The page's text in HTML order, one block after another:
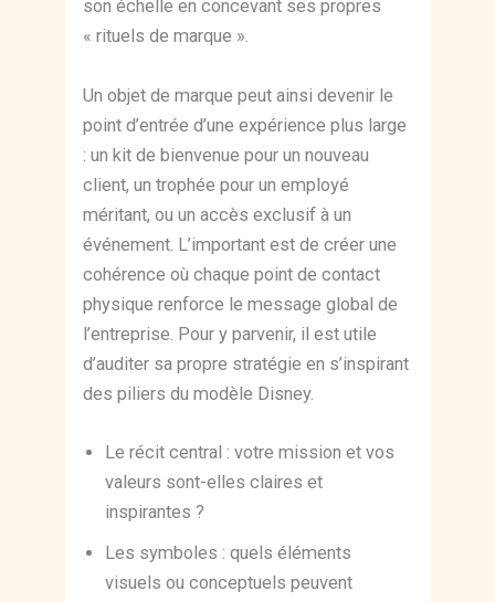
son échelle en concevant ses propres
« rituels de marque ».
Un objet de marque peut ainsi devenir le
point d’entrée d’une expérience plus large
: un kit de bienvenue pour un nouveau
client, un trophée pour un employé
méritant, ou un accès exclusif à un
événement. L’important est de créer une
cohérence où chaque point de contact
physique renforce le message global de
l’entreprise. Pour y parvenir, il est utile
d’auditer sa propre stratégie en s’inspirant
des piliers du modèle Disney.
Le récit central : votre mission et vos
valeurs sont-elles claires et
inspirantes ?
Les symboles : quels éléments
visuels ou conceptuels peuvent